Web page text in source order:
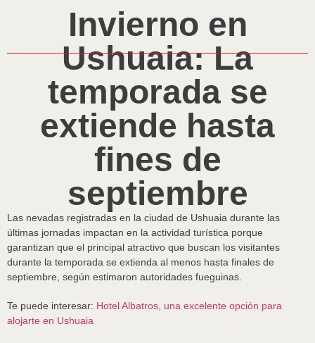
Invierno en
Ushuaia: La
temporada se
extiende hasta
fines de
septiembre
Las nevadas registradas en la ciudad de Ushuaia durante las
últimas jornadas impactan en la actividad turística porque
garantizan que el principal atractivo que buscan los visitantes
durante la temporada se extienda al menos hasta finales de
septiembre, según estimaron autoridades fueguinas.
Te puede interesar: Hotel Albatros, una excelente opción para
alojarte en Ushuaia